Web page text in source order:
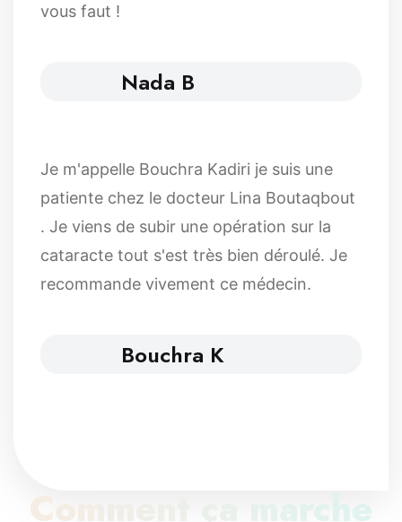
vous faut !
Nada B
Je m'appelle Bouchra Kadiri je suis une
patiente chez le docteur Lina Boutaqbout
. Je viens de subir une opération sur la
cataracte tout s'est très bien déroulé. Je
recommande vivement ce médecin.
Bouchra K
Comment ça marche